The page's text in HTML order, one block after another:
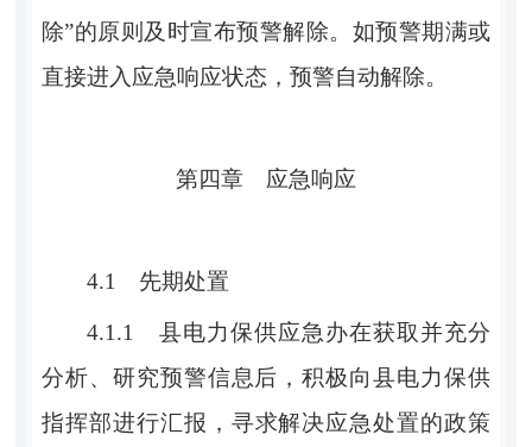
除”的原则及时宣布预警解除。如预警期满或
直接进入应急响应状态，预警自动解除。
第四章 应急响应
4.1 先期处置
4.1.1 县电力保供应急办在获取并充分
分析、研究预警信息后，积极向县电力保供
指挥部进行汇报，寻求解决应急处置的政策